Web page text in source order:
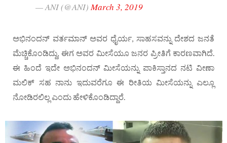
— ANI (@ANI)March 3, 2019
ಅಭಿನಂದನ್ ವರ್ತಮಾನ್ ಅವರ ಧೈರ್ಯ, ಸಾಹಸವನ್ನು ದೇಶದ ಜನತೆ
ಮೆಚ್ಚಿಕೊಂಡಿದ್ದು, ಈಗ ಅವರ ಮೀಸೆಯೂ ಜನರ ಪ್ರೀತಿಗೆ ಕಾರಣವಾಗಿದೆ.
ಈ ಹಿಂದೆ ಇದೇ ಅಭಿನಂದನ್ ಮೀಸೆಯನ್ನು ಪಾಕಿಸ್ತಾನದ ನಟಿ ವೀಣಾ
ಮಲಿಕ್ ಸಹ ನಾನು ಇದುವರೆಗೂ ಈ ರೀತಿಯ ಮೀಸೆಯನ್ನು ಎಲ್ಲೂ
ನೋಡಿರಲಿಲ್ಲ ಎಂದು ಹೇಳಿಕೊಂಡಿದ್ದಾರೆ.